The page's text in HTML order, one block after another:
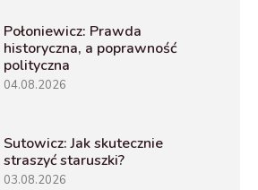
Połoniewicz: Prawda
historyczna, a poprawność
polityczna
04.08.2026
Sutowicz: Jak skutecznie
straszyć staruszki?
03.08.2026